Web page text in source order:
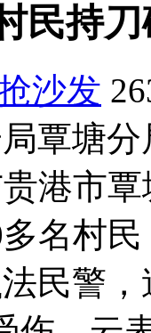
民持
沙发
覃塘
港市
名村
民警